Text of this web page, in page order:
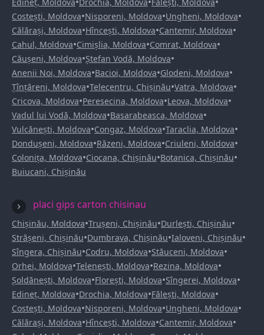
Costești, Moldova•Nisporeni, Moldova•Ungheni, Moldova•
Călărași, Moldova•Hîncești, Moldova•Cantemir, Moldova•
Cahul, Moldova•Cimișlia, Moldova•Comrat, Moldova•
Căușeni, Moldova•Ștefan Vodă, Moldova•
Anenii Noi, Moldova•Bacioi, Moldova•Glodeni, Moldova•
Țînțăreni, Moldova•Telecentru, Chișinău•Vatra, Moldova•
Cricova, Moldova•Peresecina, Moldova•Leova, Moldova•
Vadul lui Vodă, Moldova•Basarabeasca, Moldova•
Vulcănești, Moldova•Congaz, Moldova•Taraclia, Moldova•
Dondușeni, Moldova•Răzeni, Moldova•Criuleni, Moldova•
Colonița, Moldova•Ciocana, Chișinău•Botanica, Chișinău•
Buiucani, Chișinău
placi gips carton chisinau
Chișinău, Moldova•Trușeni, Chișinău•Durlești, Chișinău•
Strășeni, Chișinău•Dumbrava, Chișinău•Ialoveni, Chișinău•
Sîngera, Chișinău•Codru, Moldova•Stăuceni, Moldova•
Orhei, Moldova•Telenești, Moldova•Rezina, Moldova•
Șoldănești, Moldova•Florești, Moldova•Sîngerei, Moldova•
Edineț, Moldova•Drochia, Moldova•Fălești, Moldova•
Costești, Moldova•Nisporeni, Moldova•Ungheni, Moldova•
Călărași, Moldova•Hîncești, Moldova•Cantemir, Moldova•